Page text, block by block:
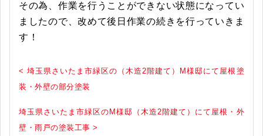
その為、作業を行うことができない状態になってい
ましたので、改めて後日作業の続きを行っていきま
す！
< 埼玉県さいたま市緑区の（木造2階建て）M様邸にて屋根塗
装・外壁の部分塗装
埼玉県さいたま市緑区のM様邸（木造2階建て）にて屋根・外
壁・雨戸の塗装工事 >